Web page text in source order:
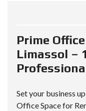
Prime
Limassol –
Set your business
Office Space for